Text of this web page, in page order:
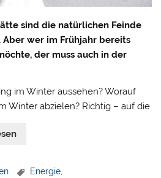
sind die natürlichen Feinde
Aber wer im Frühjahr bereits
der muss auch in der
im Winter aussehen? Worauf
Winter abzielen? Richtig – auf die
Energie